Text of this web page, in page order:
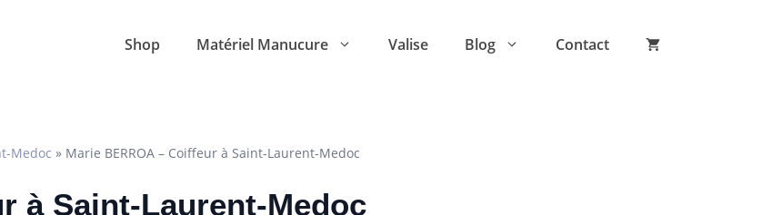
Shop Matériel Manucure Valise Blog Contact
Medoc » Marie BERROA – Coiffeur à Saint-Laurent-Medoc
à Saint-Laurent-Medoc